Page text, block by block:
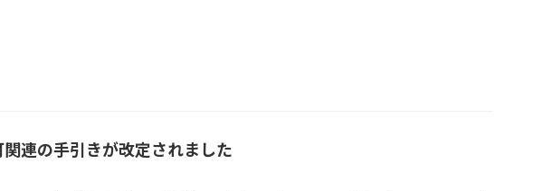
連の手引きが改定されました